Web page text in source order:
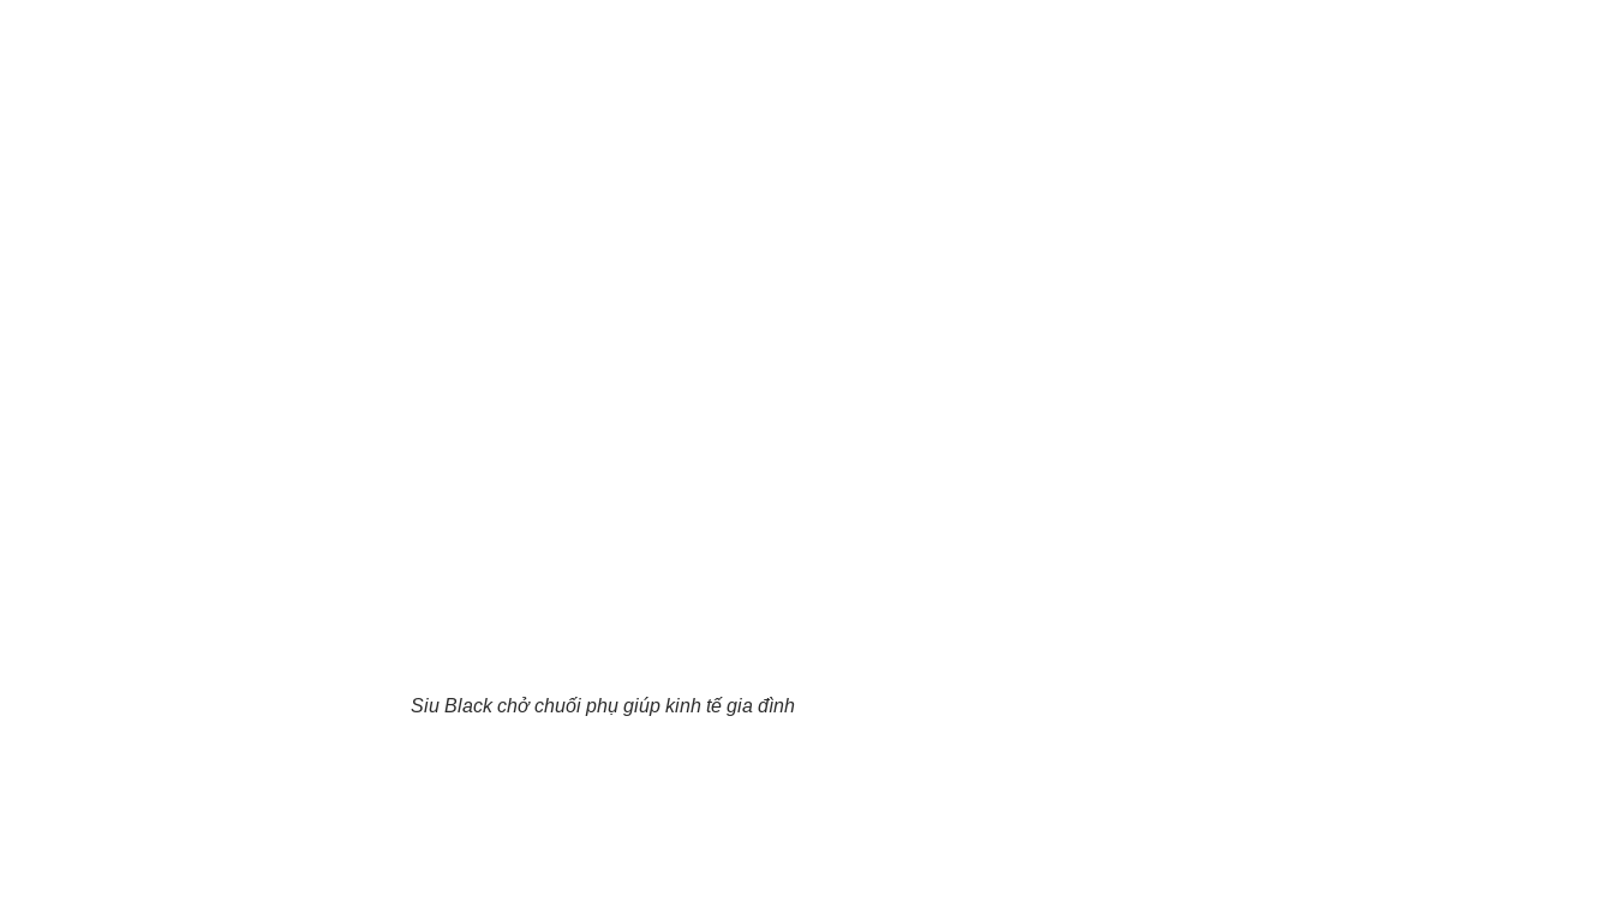
Siu Black chở chuối phụ giúp kinh tế gia đình